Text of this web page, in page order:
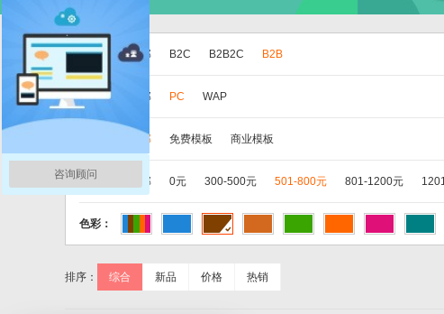
版本： 全部 B2C B2B2C B2B
分类： 全部 PC WAP
全部 免费模板 商业模板
价格： 全部 0元 300-500元 501-800元 801-1200元
色彩：
排序： 综合 新品 价格 热销
咨询顾问